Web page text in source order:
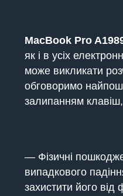
MacBook Pro
як і в усіх
може викликати
обговоримо
залипанням
— Фізичні
випадкового
захистити його